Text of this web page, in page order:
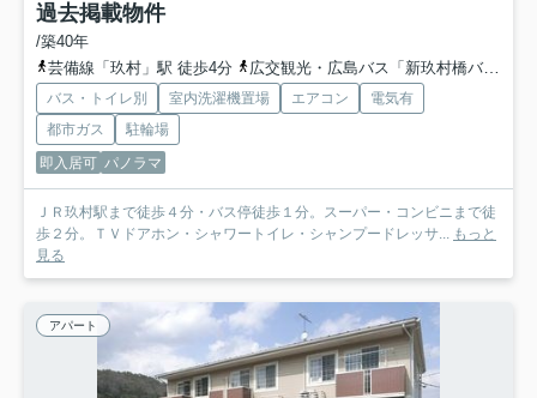
過去掲載物件
/築40年
芸備線「玖村」駅 徒歩4分
広交観光・広島バス「新玖村橋バス停」バス停下車 徒歩1分
バス・トイレ別 室内洗濯機置場 エアコン
電気有
都市ガス
駐輪場
即入居可 パノラマ
ＪＲ玖村駅まで徒歩４分・バス停徒歩１分。スーパー・コンビニまで徒
歩２分。ＴＶドアホン・シャワートイレ・シャンプードレッサ... もっと
見る
アパート